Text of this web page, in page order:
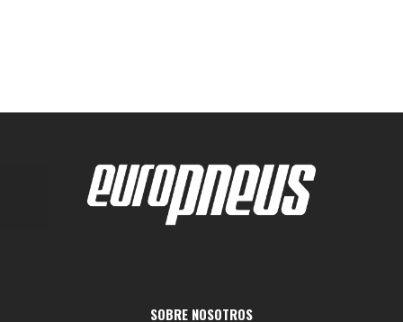
SOBRE NOSOTROS